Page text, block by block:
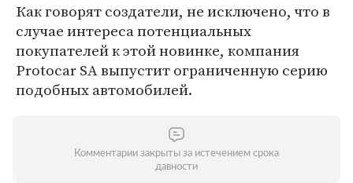
Как говорят создатели, не исключено, что в
случае интереса потенциальных
покупателей к этой новинке, компания
Protocar SA выпустит ограниченную серию
подобных автомобилей.
Комментарии закрыты за истечением срока
давности